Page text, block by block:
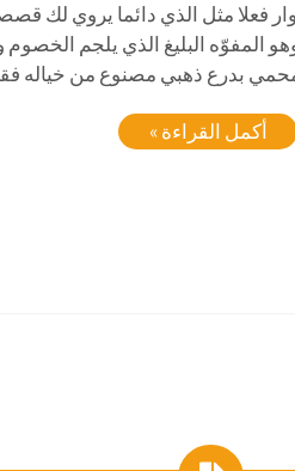
فعلا مثل الذي دائما يروي لك
المفوّه البليغ الذي يلجم
بدرع ذهبي مصنوع من خياله
أكمل القراءة »